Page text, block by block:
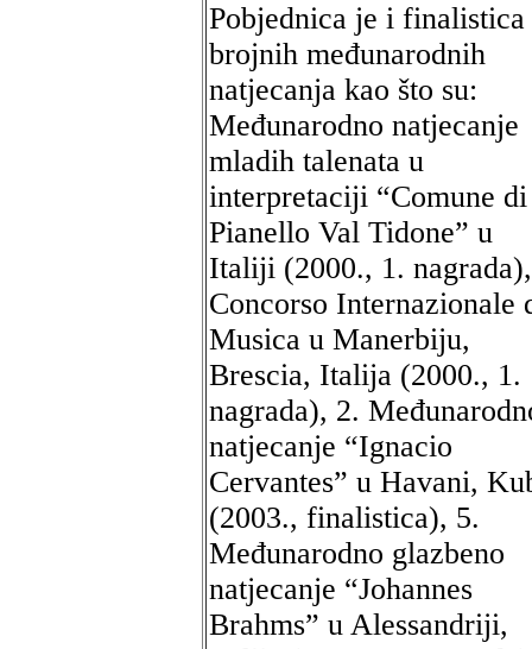
Pobjednica je i finalistica
brojnih međunarodnih
natjecanja kao što su:
Međunarodno natjecanje
mladih talenata u
interpretaciji “Comune di
Pianello Val Tidone” u
Italiji (2000., 1. nagrada),
Concorso Internazionale
Musica u Manerbiju,
Brescia, Italija (2000., 1.
nagrada), 2.
natjecanje “Ignacio
Cervantes” u Havani,
(2003., finalistica), 5.
Međunarodno glazbeno
natjecanje “Johannes
Brahms” u Alessandriji,